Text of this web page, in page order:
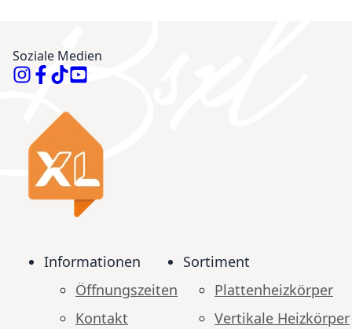
Soziale Medien
Informationen
Öffnungszeiten
Kontakt
Sortiment
Plattenheizkörper
Vertikale Heizkörper